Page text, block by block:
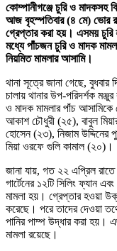
কোম্পানীগঞ্জে চুরি ও মাদকসহ
আজ বৃহস্পতিবার (৪ মে) ভোর
গ্রেপ্তার করা হয়। এসময় চুরি
মধ্যে পাঁচজন চুরি ও মাদক
নিয়মিত মামলার আসামি।
থানা সূত্রে জানা গেছে, বুধবার
চালায় থানার উপ-পরিদর্শক
ও মাদক মামলার পাঁচ
আকাশ চৌধুরী (২৫), বাবুল
হোসেন (২৩), নিজাম
মিয়া ওরফে গুলি কামাল (২০)।
জানা যায়, গত ২২ এপ্রিল রাতে
গার্টেনের ১২টি সিলিং ফ্যান
মামলা হয়। গ্রেপ্তার হওয়া
করেছে। পরে তাদের দেওয়া
পানির পাম্প উদ্ধার করা হয়।
মামলা রয়েছে।